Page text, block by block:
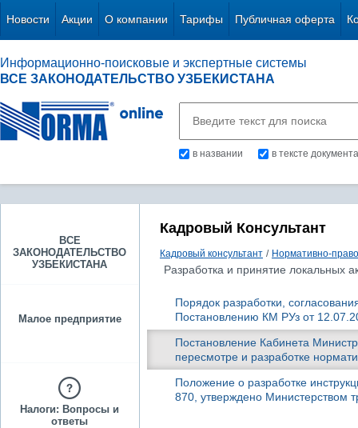
Новости Акции О компании Тарифы Публичная оферта
Информационно-поисковые и экспертные системы
ВСЕ ЗАКОНОДАТЕЛЬСТВО УЗБЕКИСТАНА
в названии в тексте документа
ВСЕ
ЗАКОНОДАТЕЛЬСТВО
УЗБЕКИСТАНА
Малое предприятие
Налоги: Вопросы и
ответы
Кадровый Консультант
Кадровый консультант / Нормативно-
Разработка и принятие локальных
Порядок разработки,
Постановлению КМ РУз от
Постановление Кабинета
пересмотре и разработке
Положение о разработке
870, утверждено Министерством